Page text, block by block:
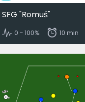
SFG "Romuś"
0 - 100% 10 min